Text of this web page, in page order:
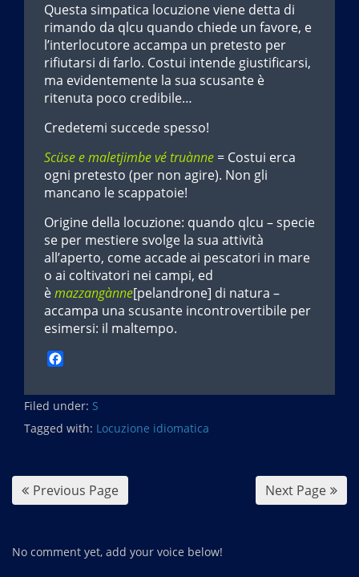
Questa simpatica locuzione viene detta di
rimando da qlcu quando chiede un favore, e
l’interlocutore accampa un pretesto per
rifiutarsi di farlo. Costui intende giustificarsi,
ma evidentemente la sua scusante è
ritenuta poco credibile…
Credetemi succede spesso!
Scüse e maletjimbe vé truànne = Costui erca
ogni pretesto (per non agire). Non gli
mancano le scappatoie!
Origine della locuzione: quando qlcu – specie
se per mestiere svolge la sua attività
all’aperto, come accade ai pescatori in mare
o ai coltivatori nei campi, ed
èmazzangànne[pelandrone] di natura –
accampa una scusante incontrovertibile per
esimersi: il maltempo.
c
e
b
Filed under: S
Tagged with: Locuzione idiomatica
Previous Page Next Page
No comment yet, add your voice below!